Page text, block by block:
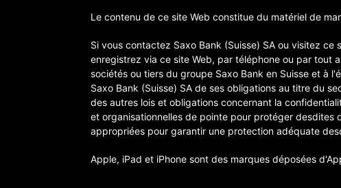
Le contenu de ce site Web constitue du matériel de
Si vous contactez Saxo Bank (Suisse) SA ou visitez
enregistrez via ce site Web, par téléphone ou par tout
sociétés ou tiers du groupe Saxo Bank en Suisse et à
Saxo Bank (Suisse) SA de ses obligations au titre du
des autres lois et obligations concernant la
et organisationnelles de pointe pour protéger desdites
appropriées pour garantir une protection adéquate
Apple, iPad et iPhone sont des marques déposées